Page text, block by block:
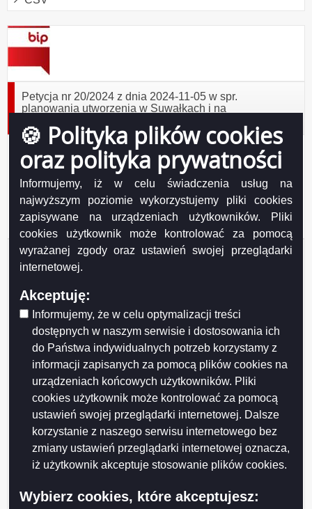
🍪 Polityka plików cookies
oraz polityka prywatności
Informujemy, iż w celu świadczenia usług na
najwyższym poziomie wykorzystujemy pliki cookies
zapisywane na urządzeniach użytkowników. Pliki
cookies użytkownik może kontrolować za pomocą
wyrażanej zgody oraz ustawień swojej przeglądarki
internetowej.
Akceptuję:
Informujemy, że w celu optymalizacji treści
dostępnych w naszym serwisie i dostosowania ich
do Państwa indywidualnych potrzeb korzystamy z
informacji zapisanych za pomocą plików cookies na
urządzeniach końcowych użytkowników. Pliki
cookies użytkownik może kontrolować za pomocą
ustawień swojej przeglądarki internetowej. Dalsze
korzystanie z naszego serwisu internetowego bez
zmiany ustawień przeglądarki internetowej oznacza,
iż użytkownik akceptuje stosowanie plików cookies.
Wybierz cookies, które akceptujesz:
Petycja nr 20/2024 z dnia 2024-11-05 w spr.
planowania utworzenia w Suwałkach i na
Odpowiedź na Petycję nr 20_2024 z dnia 2024-11-05.pdf
( 2.27 MB )
Podgląd
załącznika
Odpowiedź
na
Petycję
nr
20_2024
dnia
2024-
05.pdf
Odpowiedź na Petycję nr 20_2024 z dnia 2024-11-05 w spr. planowania utworzenia
w Suwałkach i na Suwalszczyźnie Centrum Integracji Cudzoziemców
Petycja nr 20_2024 z dnia 2024-11-05.pdf ( 1 MB )
Podgląd
Petycja
nr
20_2024
z
na Suwalszczyźnie Centrum Integracji Cudzoziemców
Udostępniający:Urząd Miejski w Suwałkach
Wytwarzający/odpowiadający:
Data wytworzenia:
Wprowadzający:Marta Buczyńska
Data modyfikacji: 2024-11-18
Opublikował:Marta Buczyńska
Data publikacji:2024-11-07